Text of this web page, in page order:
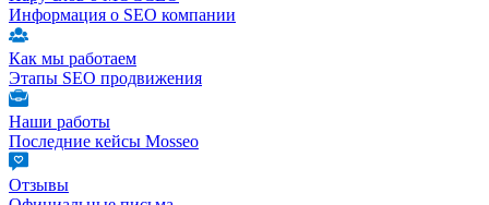
Информация о SEO компании
Как мы работаем
Этапы SEO продвижения
Наши работы
Последние кейсы Mosseo
Отзывы